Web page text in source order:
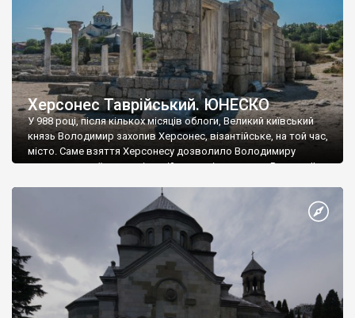
Херсонес Таврійський. ЮНЕСКО
У 988 році, після кількох місяців облоги, Великий київський
князь Володимир захопив Херсонес, візантійське, на той час,
місто. Саме взяття Херсонесу дозволило Володимиру
диктувати свої умови візантійському імператору Василю ІІ, та
Херсонесі Володимир-язичник, став Василем-християнином.
А потім було Хрещення Русі. На честь Херсонесу Таврійського